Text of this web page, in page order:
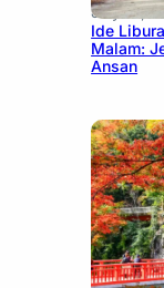
July 15,
Ide
Malam:
Ansan